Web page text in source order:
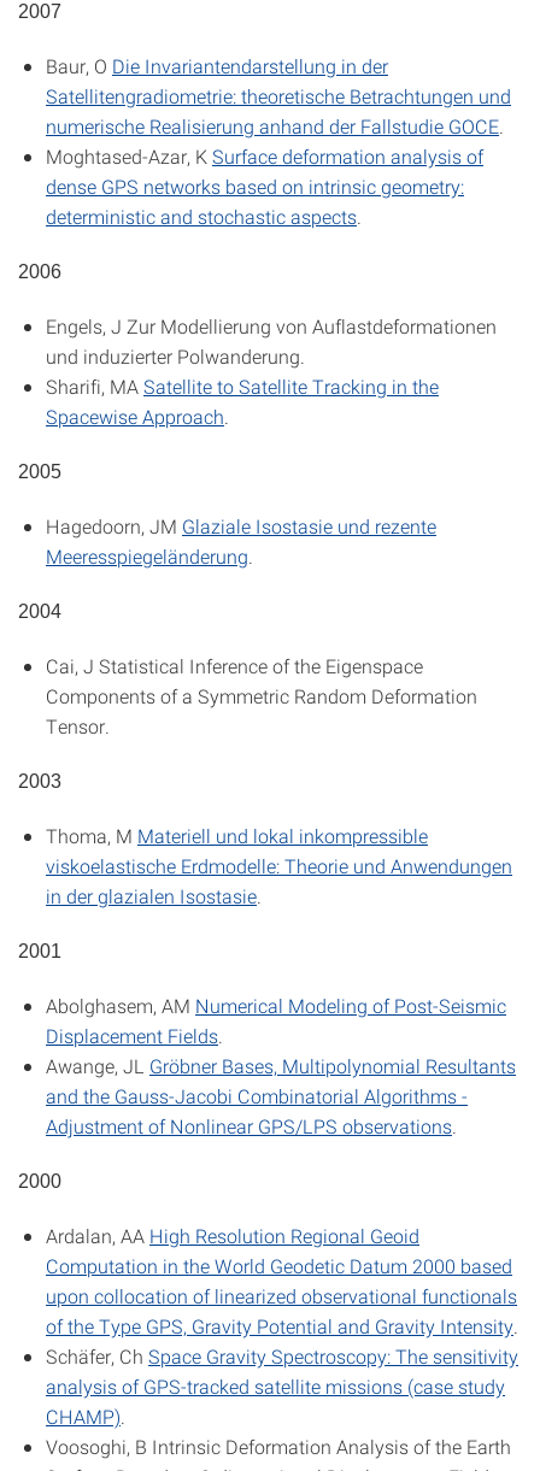
2007
Baur, O Die Invariantendarstellung in der
Satellitengradiometrie: theoretische Betrachtungen und
numerische Realisierung anhand der Fallstudie GOCE
Moghtased-Azar, K Surface deformation analysis of
dense GPS networks based on intrinsic geometry:
deterministic and stochastic aspects
2006
Engels, J Zur Modellierung von Auflastdeformationen
und induzierter Polwanderung
Sharifi, MASatellite to Satellite Tracking in the
Spacewise Approach
2005
Hagedoorn, JM Glaziale Isostasie und rezente
Meeresspiegeländerung
2004
Cai, J Statistical Inference of the Eigenspace
Components of a Symmetric Random Deformation
Tensor
2003
Thoma, M Materiell und lokal inkompressible
viskoelastische Erdmodelle: Theorie und Anwendungen
in der glazialen Isostasie
2001
Abolghasem, AM Numerical Modeling of Post-Seismic
Displacement Fields
Awange, JL Gröbner Bases, Multipolynomial Resultants
and the Gauss-Jacobi Combinatorial Algorithms -
Adjustment of Nonlinear GPS/LPS observations
2000
Ardalan, AA High Resolution Regional Geoid
Computation in the World Geodetic Datum 2000 based
upon collocation of linearized observational functionals
of the Type GPS, Gravity Potential and Gravity Intensity
Schäfer, Ch Space Gravity Spectroscopy: The sensitivity
analysis of GPS-tracked satellite missions (case study
CHAMP)
Voosoghi, B Intrinsic Deformation Analysis of the Earth